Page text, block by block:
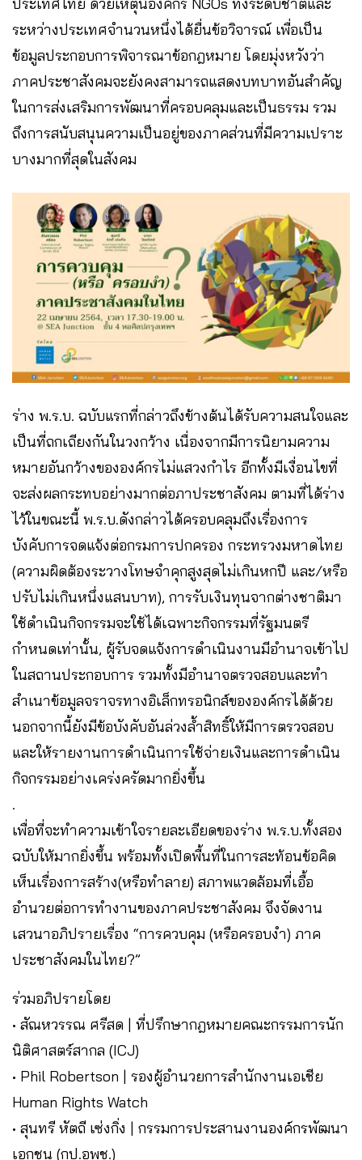
ระหว่างประเทศจำนวนหนึ่งได้ยื่นข้อวิจารณ์ เพื่อเป็น
ข้อมูลประกอบการพิจารณาข้อกฎหมาย โดยมุ่งหวังว่า
ภาคประชาสังคมจะยังคงสามารถแสดงบทบาทอันสำคัญ
ในการส่งเสริมการพัฒนาที่ครอบคลุมและเป็นธรรม รวม
ถึงการสนับสนุนความเป็นอยู่ของภาคส่วนที่มีความเปราะ
บางมากที่สุดในสังคม
ร่าง พ.ร.บ. ฉบับแรกที่กล่าวถึงข้างต้นได้รับความสนใจและ
เป็นที่ถกเถียงกันในวงกว้าง เนื่องจากมีการนิยามความ
หมายอันกว้างขององค์กรไม่แสวงกำไร อีกทั้งมีเงื่อนไขที่
จะส่งผลกระทบอย่างมากต่อภาประชาสังคม ตามที่ได้ร่าง
ไว้ในขณะนี้ พ.ร.บ.ดังกล่าวได้ครอบคลุมถึงเรื่องการ
บังคับการจดแจ้งต่อกรมการปกครอง กระทรวงมหาดไทย
(ความผิดต้องระวางโทษจำคุกสูงสุดไม่เกินหกปี และ/หรือ
ปรับไม่เกินหนึ่งแสนบาท), การรับเงินทุนจากต่างชาติมา
ใช้ดำเนินกิจกรรมจะใช้ได้เฉพาะกิจกรรมที่รัฐมนตรี
กำหนดเท่านั้น, ผู้รับจดแจ้งการดำเนินงานมีอำนาจเข้าไป
ในสถานประกอบการ รวมทั้งมีอำนาจตรวจสอบและทำ
สำเนาข้อมูลจราจรทางอิเล็กทรอนิกส์ขององค์กรได้ด้วย
นอกจากนี้ยังมีข้อบังคับอันล่วงล้ำสิทธิ์ให้มีการตรวจสอบ
และให้รายงานการดำเนินการใช้จ่ายเงินและการดำเนิน
กิจกรรมอย่างเคร่งครัดมากยิ่งขึ้น
.
เพื่อที่จะทำความเข้าใจรายละเอียดของร่าง พ.ร.บ.ทั้งสอง
ฉบับให้มากยิ่งขึ้น พร้อมทั้งเปิดพื้นที่ในการสะท้อนข้อคิด
เห็นเรื่องการสร้าง(หรือทำลาย) สภาพแวดล้อมที่เอื้อ
อำนวยต่อการทำงานของภาคประชาสังคม จึงจัดงาน
เสวนาอภิปรายเรื่อง “การควบคุม (หรือครอบงำ) ภาค
ประชาสังคมในไทย?”
ร่วมอภิปรายโดย
• สัณหวรรณ ศรีสด | ที่ปรึกษากฎหมายคณะกรรมการนัก
นิติศาสตร์สากล (ICJ)
• Phil Robertson | รองผู้อำนวยการสำนักงานเอเชีย
Human Rights Watch
• สุนทรี หัตถี เซ่งกิ่ง | กรรมการประสานงานองค์กรพัฒนา
เอกชน (กป.อพช.)